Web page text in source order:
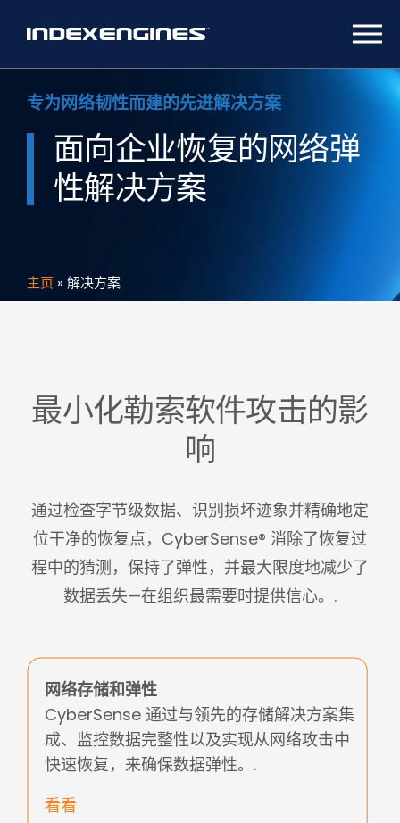
专为网络韧性而建的先进解决方案
面向企业恢复的网络弹
性解决方案
主页 » 解决方案
最小化勒索软件攻击的影
响
通过检查字节级数据、识别损坏迹象并精确地定
位干净的恢复点，CyberSense® 消除了恢复过
程中的猜测，保持了弹性，并最大限度地减少了
数据丢失—在组织最需要时提供信心。.
网络存储和弹性
CyberSense 通过与领先的存储解决方案集
成、监控数据完整性以及实现从网络攻击中
快速恢复，来确保数据弹性。.
看看